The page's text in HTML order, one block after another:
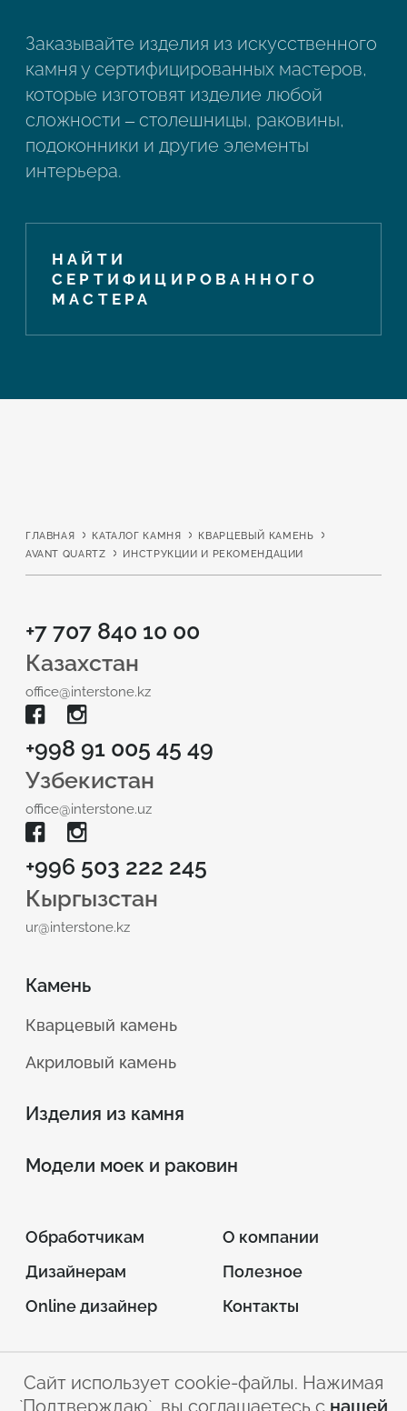
Заказывайте изделия из искусственного
камня у сертифицированных мастеров,
которые изготовят изделие любой
сложности – столешницы, раковины,
подоконники и другие элементы
интерьера.
НАЙТИ
СЕРТИФИЦИРОВАННОГО
МАСТЕРА
ГЛАВНАЯ КАТАЛОГ КАМНЯ
КВАРЦЕВЫЙ КАМЕНЬ
AVANT QUARTZ
ИНСТРУКЦИИ И РЕКОМЕНДАЦИИ
+7 707 840 10 00
Казахстан
office@interstone.kz
+998 91 005 45 49
Узбекистан
office@interstone.uz
+996 503 222 245
Кыргызстан
ur@interstone.kz
Камень
Кварцевый камень
Акриловый камень
Изделия из камня
Модели моек и раковин
Обработчикам
Дизайнерам
Online дизайнер
О компании
Полезное
Контакты
© 2026 INTERSTONE –
Сайт использует cookie-файлы. Нажимая